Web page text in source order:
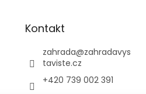
Kontakt
zahrada@zahradavys
taviste.cz
+420 739 002 391